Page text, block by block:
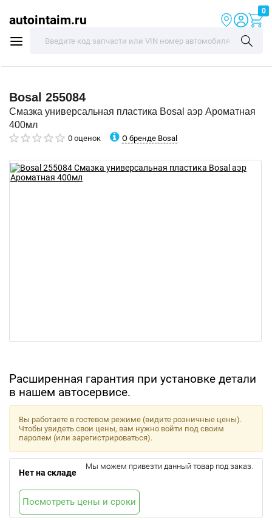
autointaim.ru
0
Bosal 255084
Смазка универсальная пластика Bosal аэр Ароматная
400мл
0 оценок О бренде Bosal
Расширенная гарантия при установке детали
в нашем автосервисе.
Вы работаете в гостевом режиме (видите розничные цены).
Чтобы увидеть свои цены, вам нужно войти под своим
паролем (или зарегистрироваться).
Нет на складе
Мы можем привезти данный товар под заказ.
Посмотреть цены и сроки